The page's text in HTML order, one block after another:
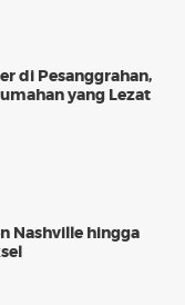
di Pesanggrahan,
yang Lezat
Nashville hingga